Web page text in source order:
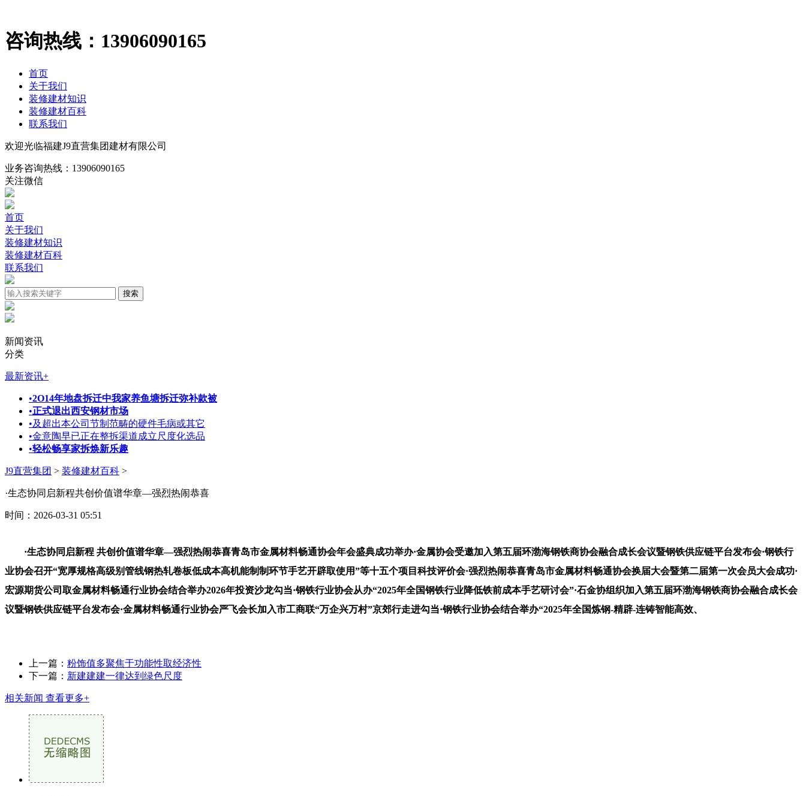
咨询热线： 13906090165
首页
关于我们
装修建材知识
装修建材百科
联系我们
欢迎光临福建J9直营集团建材有限公司
业务咨询热线： 13906090165
关注微信
首页
关于我们
装修建材知识
装修建材百科
联系我们
新闻资讯
分类
最新资讯+
•2O14年地盘拆迁中我家养鱼塘拆迁弥补款被
•正式退出西安钢材市场
•及超出本公司节制范畴的硬件毛病或其它
•金意陶早已正在整拆渠道成立尺度化选品
•轻松畅享家拆焕新乐趣
J9直营集团 > 装修建材百科 >
·生态协同启新程共创价值谱华章—强烈热闹恭喜
时间：2026-03-31 05:51
·生态协同启新程 共创价值谱华章—强烈热闹恭喜青岛市金属材料畅通协会年会盛典成功举办·金属协会受邀加入第五届环渤海钢铁商协会融合成长会议暨钢铁供应链平台发布会·钢铁行
业协会召开“宽厚规格高级别管线钢热轧卷板低成本高机能制制环节手艺开辟取使用”等十五个项目科技评价会·强烈热闹恭喜青岛市金属材料畅通协会换届大会暨第二届第一次会员大会成功·
宏源期货公司取金属材料畅通行业协会结合举办2026年投资沙龙勾当·钢铁行业协会从办“2025年全国钢铁行业降低铁前成本手艺研讨会”·石金协组织加入第五届环渤海钢铁商协会融合成长会
议暨钢铁供应链平台发布会·金属材料畅通行业协会严飞会长加入市工商联“万企兴万村”京郊行走进勾当·钢铁行业协会结合举办“2025年全国炼钢-精辟-连铸智能高效、
上一篇： 粉饰值多聚焦于功能性取经济性
下一篇： 新建建建一律达到绿色尺度
相关新闻 查看更多+